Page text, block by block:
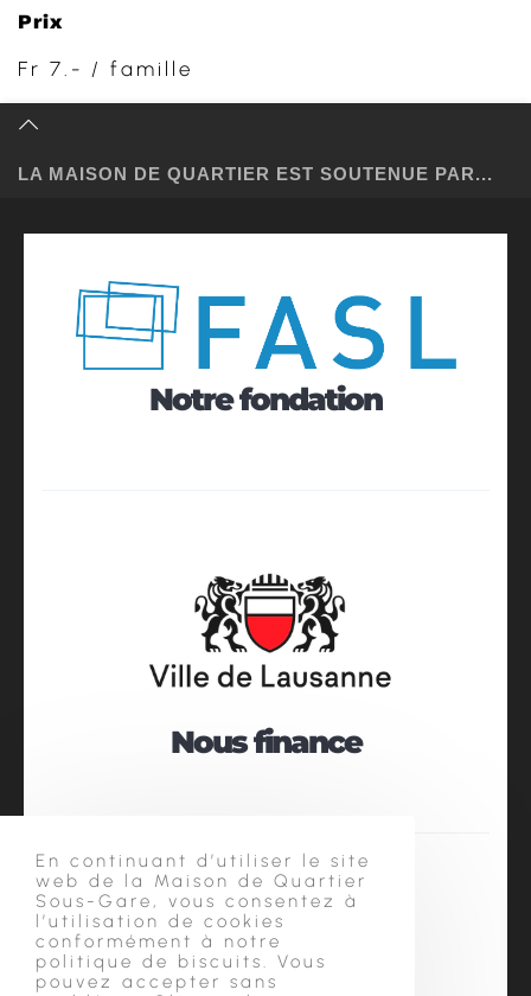
Prix
Fr 7.- / famille
LA MAISON DE QUARTIER EST SOUTENUE PAR...
Notre fondation
Nous finance
En continuant d’utiliser le site
web de la Maison de Quartier
Sous-Gare, vous consentez à
l’utilisation de cookies
conformément à notre
politique de biscuits. Vous
pouvez accepter sans